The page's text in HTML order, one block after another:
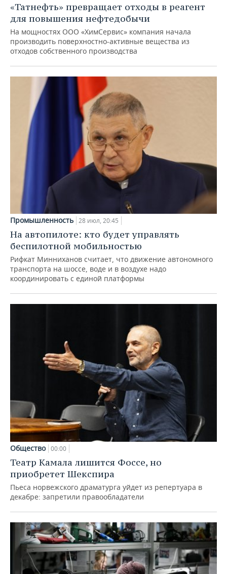
«Татнефть» превращает отходы в реагент
для повышения нефтедобычи
На мощностях ООО «ХимСервис» компания начала
производить поверхностно-активные вещества из
отходов собственного производства
Промышленность 28 июл, 20:45
На автопилоте: кто будет управлять
беспилотной мобильностью
Рифкат Минниханов считает, что движение автономного
транспорта на шоссе, воде и в воздухе надо
координировать с единой платформы
Общество 00:00
Театр Камала лишится Фоссе, но
приобретет Шекспира
Пьеса норвежского драматурга уйдет из репертуара в
декабре: запретили правообладатели